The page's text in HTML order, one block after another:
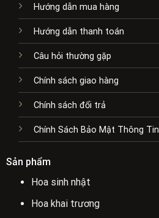
Hướng dẫn mua hàng
Hướng dẫn thanh toán
Câu hỏi thường gặp
Chính sách giao hàng
Chính sách đổi trả
Chính Sách Bảo Mật Thông Tin
Sản phẩm
Hoa sinh nhật
Hoa khai trương